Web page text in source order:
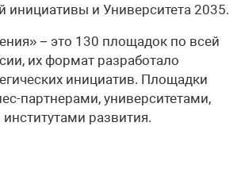
инициативы и Университета 2035.
− это 130 площадок по всей
их формат разработало
инициатив. Площадки
партнерами, университетами,
развития.